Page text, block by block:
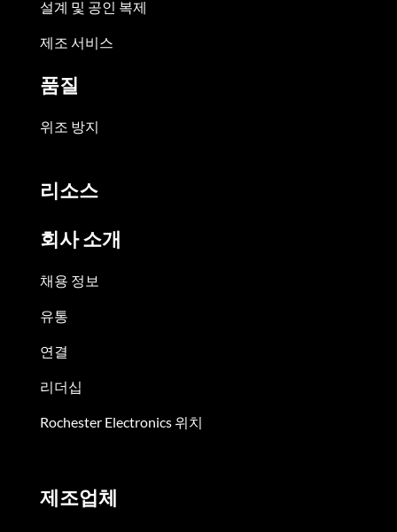
설계 및 공인 복제
제조 서비스
품질
위조 방지
리소스
회사 소개
채용 정보
유통
연결
리더십
Rochester Electronics 위치
제조업체